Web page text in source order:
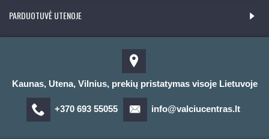
PARDUOTUVĖ UTENOJE
Kaunas, Utena, Vilnius, prekių pristatymas visoje Lietuvoje
+370 693 55055 info@valciucentras.lt